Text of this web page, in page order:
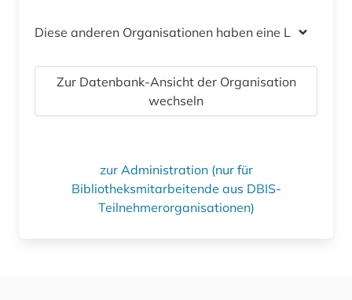
Diese anderen Organisationen haben eine Lizenz
Zur Datenbank-Ansicht der Organisation
wechseln
zur Administration (nur für
Bibliotheksmitarbeitende aus DBIS-
Teilnehmerorganisationen)